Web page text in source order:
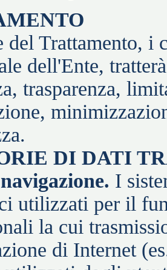
del Trattamento, i
dell'Ente,
trasparenza,
DI DATI
I
utilizzati per il
la cui
di Internet